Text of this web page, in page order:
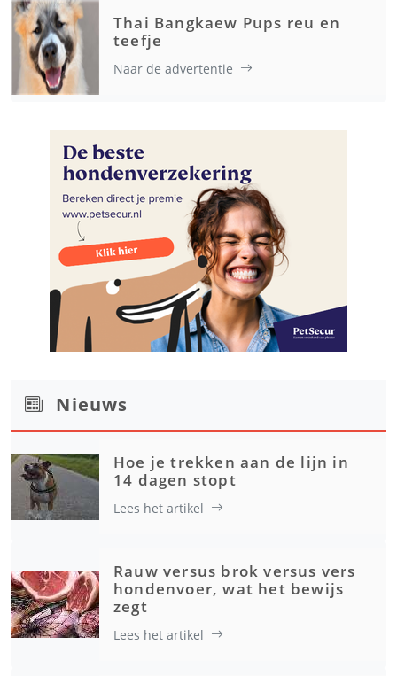
Thai Bangkaew Pups reu en
teefje
Naar de advertentie
Nieuws
Hoe je trekken aan de lijn in
14 dagen stopt
Lees het artikel
Rauw versus brok versus vers
hondenvoer, wat het bewijs
zegt
Lees het artikel